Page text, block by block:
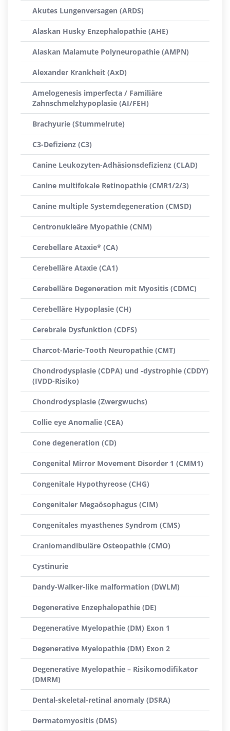
Akutes Lungenversagen (ARDS)
Alaskan Husky Enzephalopathie (AHE)
Alaskan Malamute Polyneuropathie (AMPN)
Alexander Krankheit (AxD)
Amelogenesis imperfecta / Familiäre
Zahnschmelzhypoplasie (AI/FEH)
Brachyurie (Stummelrute)
C3-Defizienz (C3)
Canine Leukozyten-Adhäsionsdefizienz (CLAD)
Canine multifokale Retinopathie (CMR1/2/3)
Canine multiple Systemdegeneration (CMSD)
Centronukleäre Myopathie (CNM)
Cerebellare Ataxie* (CA)
Cerebelläre Ataxie (CA1)
Cerebelläre Degeneration mit Myositis (CDMC)
Cerebelläre Hypoplasie (CH)
Cerebrale Dysfunktion (CDFS)
Charcot-Marie-Tooth Neuropathie (CMT)
Chondrodysplasie (CDPA) und -dystrophie (CDDY)
(IVDD-Risiko)
Chondrodysplasie (Zwergwuchs)
Collie eye Anomalie (CEA)
Cone degeneration (CD)
Congenital Mirror Movement Disorder 1 (CMM1)
Congenitale Hypothyreose (CHG)
Congenitaler Megaösophagus (CIM)
Congenitales myasthenes Syndrom (CMS)
Craniomandibuläre Osteopathie (CMO)
Cystinurie
Dandy-Walker-like malformation (DWLM)
Degenerative Enzephalopathie (DE)
Degenerative Myelopathie (DM) Exon 1
Degenerative Myelopathie (DM) Exon 2
Degenerative Myelopathie – Risikomodifikator
(DMRM)
Dental-skeletal-retinal anomaly (DSRA)
Dermatomyositis (DMS)